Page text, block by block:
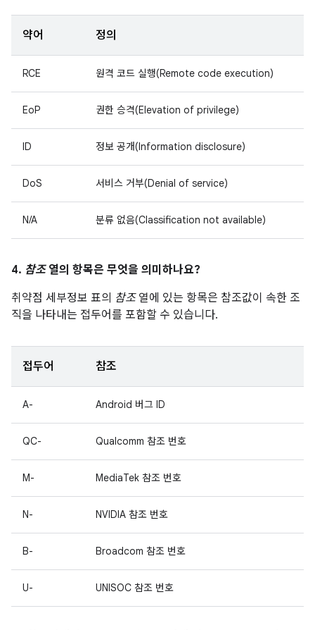
약어 정의
RCE 원격 코드 실행(Remote code execution)
EoP 권한 승격(Elevation of privilege)
ID 정보 공개(Information disclosure)
DoS 서비스 거부(Denial of service)
N/A 분류 없음(Classification not available)
4. 참조열의 항목은 무엇을 의미하나요?
취약점 세부정보 표의 참조열에 있는 항목은 참조값이 속한 조
직을 나타내는 접두어를 포함할 수 있습니다.
접두어 참조
A- Android 버그 ID
QC- Qualcomm 참조 번호
M- MediaTek 참조 번호
N- NVIDIA 참조 번호
B- Broadcom 참조 번호
U- UNISOC 참조 번호